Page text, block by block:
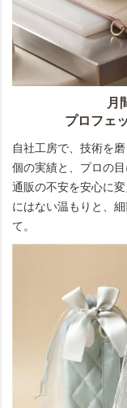
月
プロフェ
自社工房で、技術を
個の実績と、プロの
通販の不安を安心に
にはない温もりと、
て。